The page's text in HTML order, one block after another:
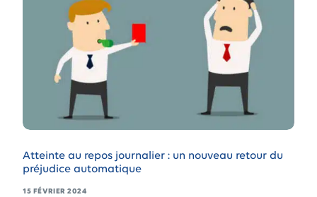
Atteinte au repos journalier : un nouveau retour du
préjudice automatique
15 FÉVRIER 2024